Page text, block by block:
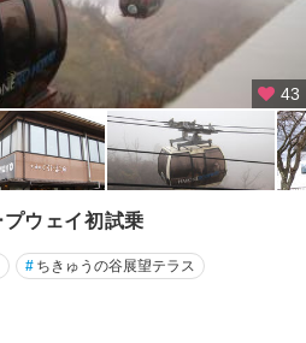
43
ウェイ初試乗
# ちきゅうの谷展望テラス